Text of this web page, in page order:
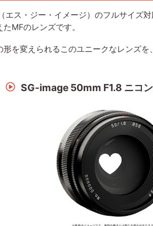
ス・ジー・イメージ）のフルサイズ
MFのレンズです。
を変えられるこのユニークなレンズ
SG-image 50mm F1.8 ニコ